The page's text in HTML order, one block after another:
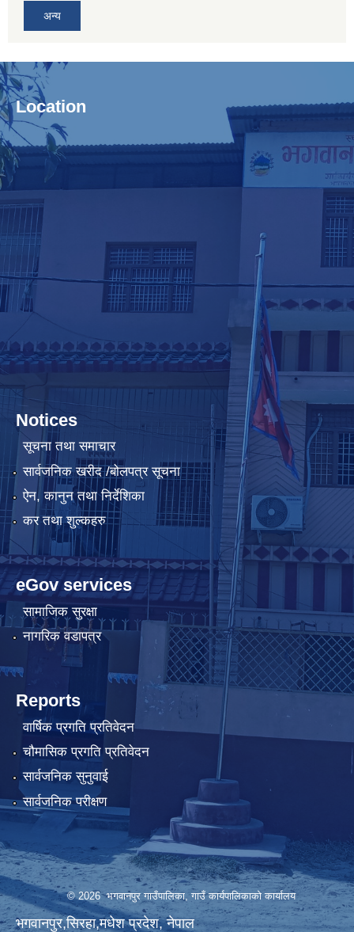
अन्य
Location
Notices
सूचना तथा समाचार
सार्वजनिक खरीद /बोलपत्र सूचना
ऐन, कानुन तथा निर्देशिका
कर तथा शुल्कहरु
eGov services
सामाजिक सुरक्षा
नागरिक वडापत्र
Reports
वार्षिक प्रगति प्रतिवेदन
चौमासिक प्रगति प्रतिवेदन
सार्वजनिक सुनुवाई
सार्वजनिक परीक्षण
© 2026 भगवानपुर गाउँपालिका, गाउँ कार्यपालिकाको कार्यालय
भगवानपुर,सिरहा,मधेश प्रदेश, नेपाल